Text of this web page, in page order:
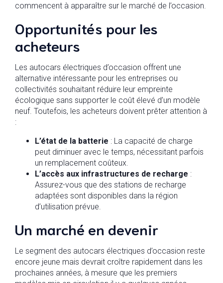
commencent à apparaître sur le marché de l’occasion.
Opportunités pour les
acheteurs
Les autocars électriques d’occasion offrent une
alternative intéressante pour les entreprises ou
collectivités souhaitant réduire leur empreinte
écologique sans supporter le coût élevé d’un modèle
neuf. Toutefois, les acheteurs doivent prêter attention à
:
L’état de la batterie : La capacité de charge
peut diminuer avec le temps, nécessitant parfois
un remplacement coûteux.
L’accès aux infrastructures de recharge :
Assurez-vous que des stations de recharge
adaptées sont disponibles dans la région
d’utilisation prévue.
Un marché en devenir
Le segment des autocars électriques d’occasion reste
encore jeune mais devrait croître rapidement dans les
prochaines années, à mesure que les premiers